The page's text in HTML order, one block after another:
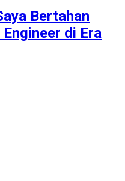
Bertahan
di Era